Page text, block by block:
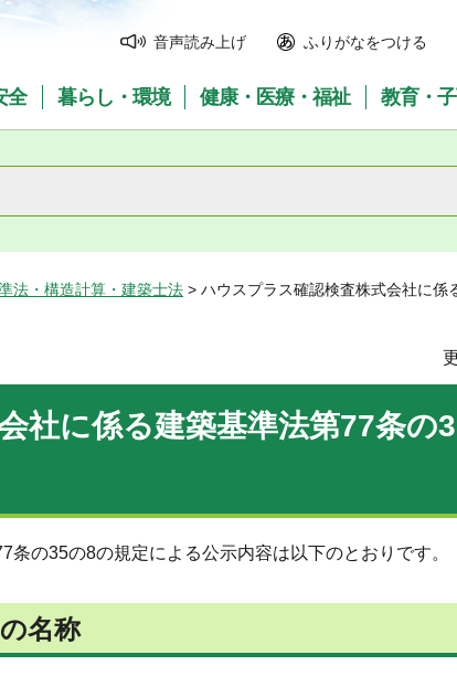
音声読み上げ ふりがなをつける
全 暮らし・環境 健康・医療・福祉 教育・
法・構造計算・建築士法 > ハウスプラス確認検査株式会社に
社に係る建築基準法第77条の
の35の8の規定による公示内容は以下のとおりです。
名称